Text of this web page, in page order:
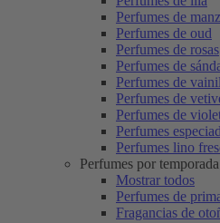
Perfumes de
Perfumes de oud
Perfumes de rosas
Perfumes de
Perfumes de
Perfumes de
Perfumes de
Perfumes
Perfumes lino
Perfumes por temporada
Mostrar todos
Perfumes de
Fragancias de